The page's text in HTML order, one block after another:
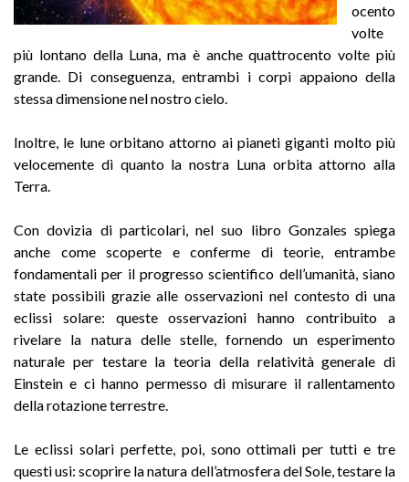
ocento
volte
più lontano della Luna, ma è anche quattrocento volte più
grande. Di conseguenza, entrambi i corpi appaiono della
stessa dimensione nel nostro cielo.
Inoltre, le lune orbitano attorno ai pianeti giganti molto più
velocemente di quanto la nostra Luna orbita attorno alla
Terra.
Con dovizia di particolari, nel suo libro Gonzales spiega
anche come scoperte e conferme di teorie, entrambe
fondamentali per il progresso scientifico dell’umanità, siano
state possibili grazie alle osservazioni nel contesto di una
eclissi solare: queste osservazioni hanno contribuito a
rivelare la natura delle stelle, fornendo un esperimento
naturale per testare la teoria della relatività generale di
Einstein e ci hanno permesso di misurare il rallentamento
della rotazione terrestre.
Le eclissi solari perfette, poi, sono ottimali per tutti e tre
questi usi: scoprire la natura dell’atmosfera del Sole, testare la